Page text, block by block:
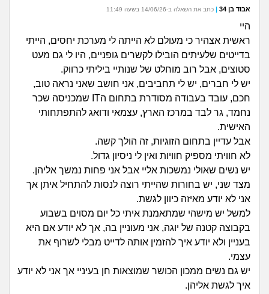
עצות חדשות
מה קורה כאן?
מתחם הטיפים
מדורים
היריון ולידה
הורות ומשפחה
מתבגרים
הרשמה התחברות
אבוד בן 34 | כתב את השאלה ב-14/06/26 בשעה 11:49
היי
ראשית אצהיר כי מעולם לא הייתה לי מערכת יחסים, הייתי
בדייטים שלעיתים הובילו לקשרים גופניים, היו לי גם מעט
סטוצים, אבל רוב מוחלט של שנותיי ביליתי כרווק.
יש לי חברים, יש לי תחביבים, אני חושב שאני נראה טוב,
חכם, עובד בעבודה מסודרת בתחום הIT שמכניסה שכר
נחמד, גר לבד במרכז הארץ, עצמאי ודואג להתפתחותי
האישית.
אבל עדיין בתחום הזוגיות, זה הולך קשה.
לא חוויתי מספיק חוויות ואין לי ניסיון גדול.
יש נשים שאולי נמשכות אליי אבל אני פחות נמשך אליהן.
מצד שני, יש בחורות שהייתי רוצה לנסות להתחיל איתן אך
אני לא יודע מאיזה כיוון לגשת.
למשל יש מישהי שמתאמנת איתי כל יום מסוים בשבוע
בקבוצה קטנה של יוגה, אני מעוניין בה, אך לא יודע אם היא
בעניין ולא יודע איך להזמין אותה לדייט מבלי לשרוף את
עצמי.
יש גם נשים ממכון הכושר שמוצאות חן בעיניי אך אני לא יודע
איך לגשת אליהן.